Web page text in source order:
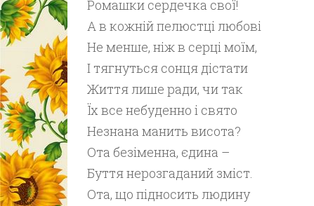
Ромашки сердечка свої!
А в кожній пелюстці любові
Не менше, ніж в серці моїм,
І тягнуться сонця дістати
Життя лише ради, чи так
Їх все небуденно і свято
Незнана манить висота?
Ота безіменна, єдина –
Буття нерозгаданий зміст.
Ота, що підносить людину